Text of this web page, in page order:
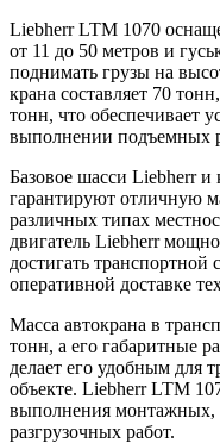
Liebherr LTM 1070
от 11 до 50 метров и
поднимать грузы на
крана составляет 70
тонн, что обеспечивает
выполнении подъемных
Базовое шасси Liebherr и
гарантируют отличную
различных типах
двигатель Liebherr
достигать транспортной
оперативной доставке
Масса автокрана в
тонн, а его габаритные
делает его удобным для
объекте. Liebherr LTM
выполнения монтажных,
разгрузочных работ.